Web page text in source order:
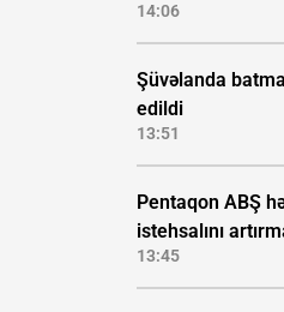
14:06
Şüvəlanda
edildi
13:51
Pentaqon ABŞ
istehsalını
13:45